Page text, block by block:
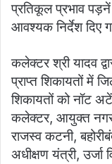
प्रतिकूल प्रभाव
आवश्यक निर्देश दिए
कलेक्टर श्री यादव
प्राप्त शिकायतों में
शिकायतों को नॉट
कलेक्टर, आयुक्त नगर
राजस्व कटनी,
अधीक्षण यंत्री, उर्जा